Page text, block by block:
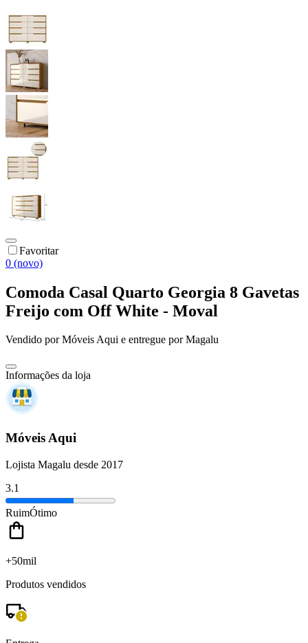
Favoritar
0 (novo)
Comoda Casal Quarto Georgia 8 Gavetas
Freijo com Off White - Moval
Vendido porMóveis Aqui e entregue por Magalu
Informações da loja
Móveis Aqui
Lojista Magalu desde 2017
3.1
RuimÓtimo
+50mil
Produtos vendidos